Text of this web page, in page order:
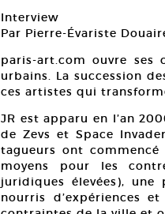
Interview
Par Pierre-Évariste
paris-art.com ouvre ses
urbains. La succession
ces artistes qui
JR est apparu en l’an
de Zevs et Space
tagueurs ont
moyens pour les
juridiques élevées),
nourris d’expériences